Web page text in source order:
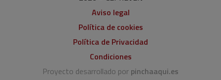
Aviso legal
Política de cookies
Política de Privacidad
Condiciones
Proyecto desarrollado por pinchaaqui.es